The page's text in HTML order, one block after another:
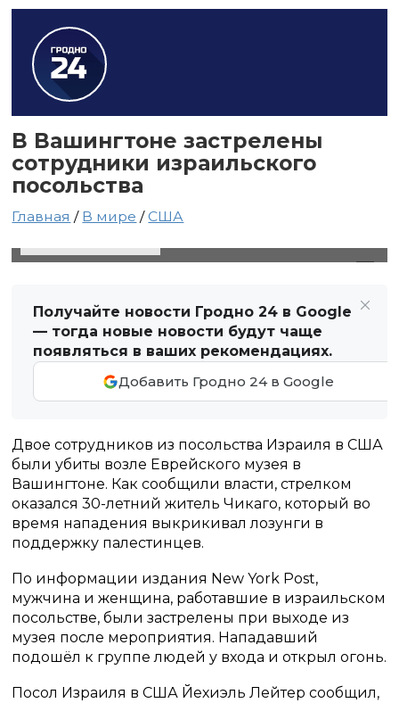
В Вашингтоне застрелены
сотрудники израильского
посольства
Главная / В мире /США
Получайте новости Гродно 24 в Google
— тогда новые новости будут чаще
появляться в ваших рекомендациях.
Добавить Гродно 24 в Google
Двое сотрудников из посольства Израиля в США
были убиты возле Еврейского музея в
Вашингтоне. Как сообщили власти, стрелком
оказался 30-летний житель Чикаго, который во
время нападения выкрикивал лозунги в
поддержку палестинцев.
По информации издания New York Post,
мужчина и женщина, работавшие в израильском
посольстве, были застрелены при выходе из
музея после мероприятия. Нападавший
подошёл к группе людей у входа и открыл огонь.
Посол Израиля в США Йехиэль Лейтер сообщил,